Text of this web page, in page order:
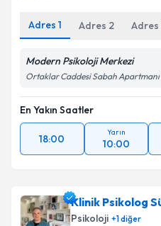
Metni 'ni okudum ve
Adres 1 Adres 2 Adres
Modern Psikoloji Merkezi
Ortaklar Caddesi Sabah
En Yakın Saatler
18:00
Yarın
10:00
Klinik Psikolog
Psikoloji +1diğer